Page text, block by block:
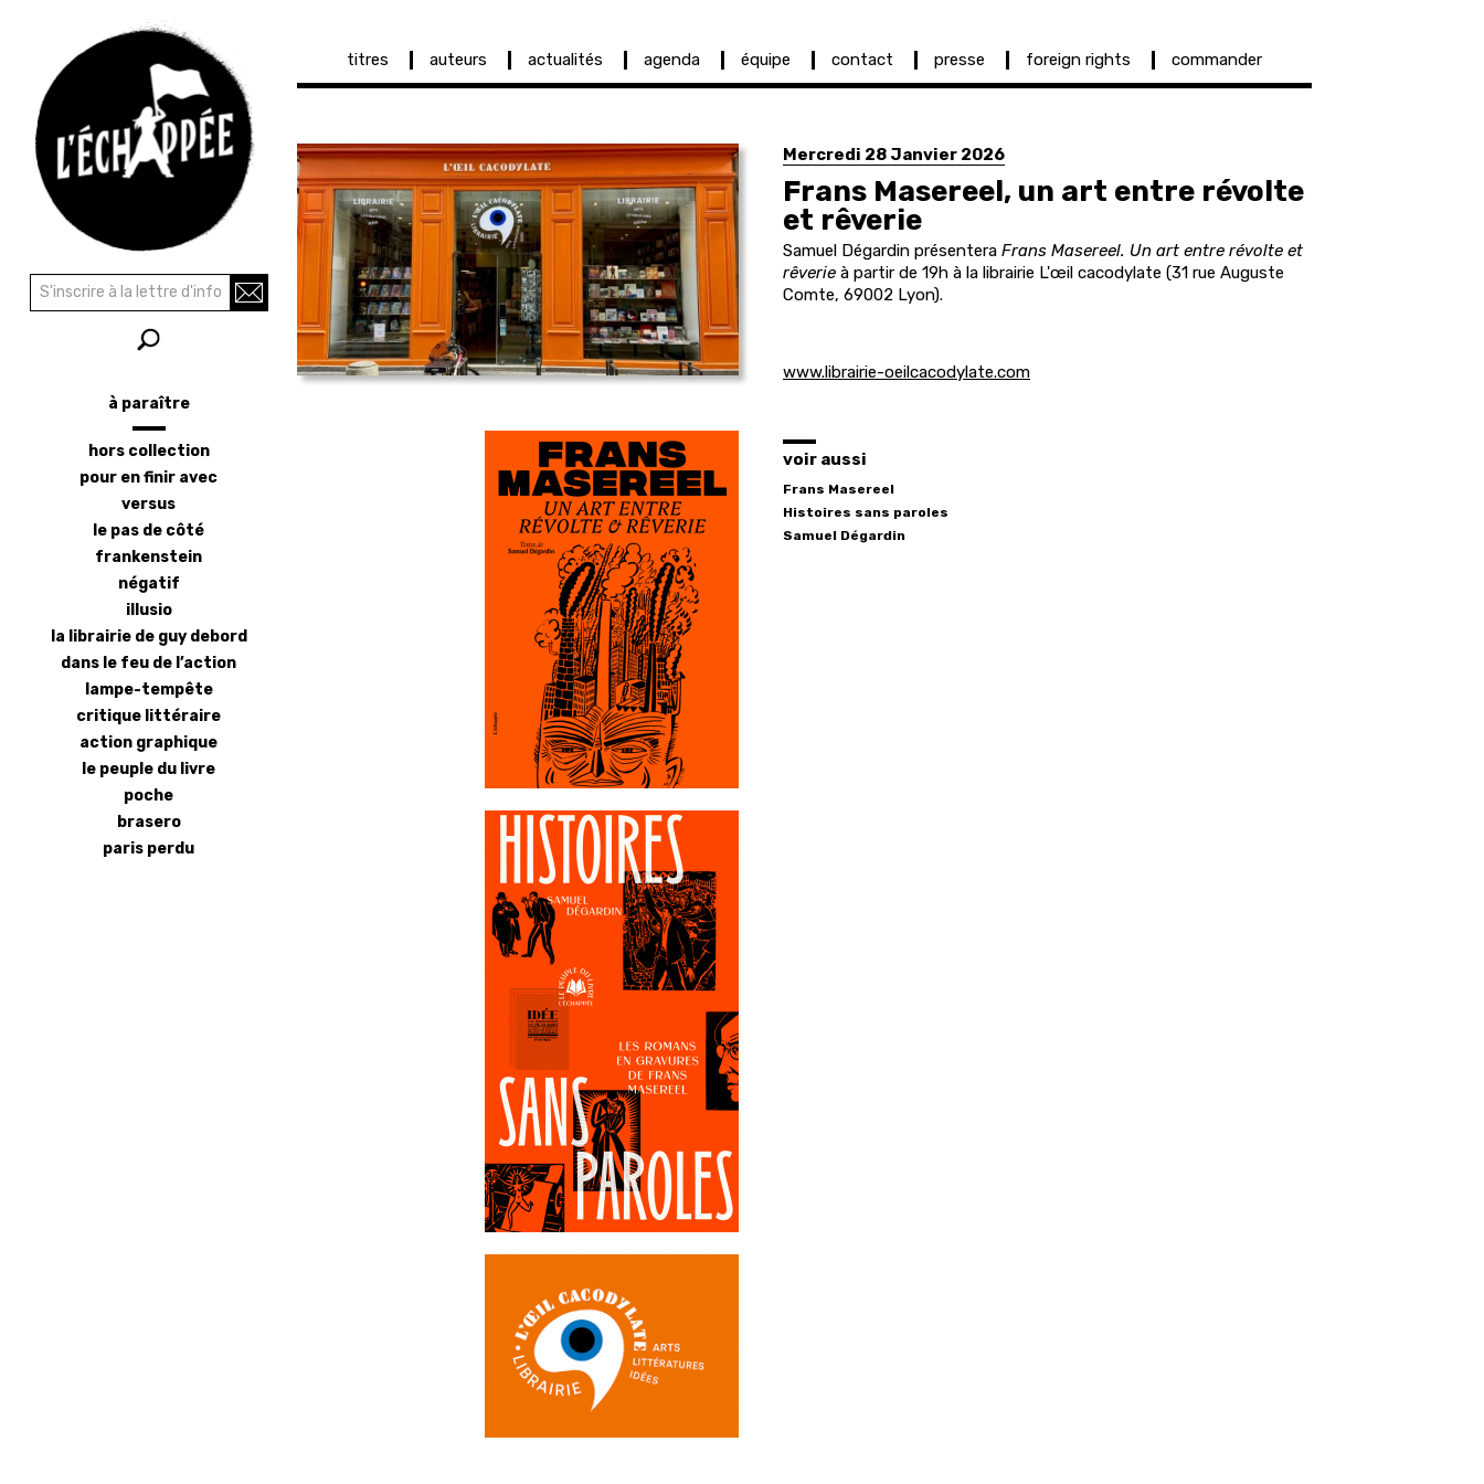
contenu
principal
principale
titres auteurs actualités agenda équipe contact presse foreign rights commander
Mercredi 28 Janvier 2026
Frans Masereel, un art entre révolte
et rêverie
Samuel Dégardin présentera Frans Masereel. Un art entre révolte et
rêverie à partir de 19h à la librairie L'œil cacodylate (31 rue Auguste
Comte, 69002 Lyon).
www.librairie-oeilcacodylate.com
voir aussi
Frans Masereel
Histoires sans paroles
Samuel Dégardin
Rechercher
latéral
à paraître
hors collection
pour en finir avec
versus
le pas de côté
frankenstein
négatif
illusio
la librairie de guy debord
dans le feu de l’action
lampe-tempête
critique littéraire
action graphique
le peuple du livre
poche
brasero
paris perdu